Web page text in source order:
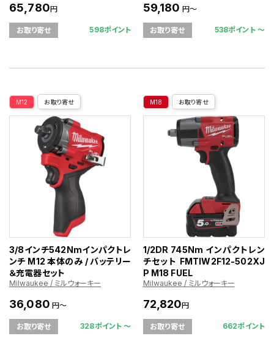
65,780円
お取り寄せ 598ポイント
59,180 円～
お取り寄せ 538ポイント 〜
M12 お取り寄せ
3/8インチ542Nmインパクトレ
ンチ M12 本体のみ / バッテリー
＆充電器セット
Milwaukee / ミルウォーキー
36,080 円～
お取り寄せ 328ポイント 〜
M18 お取り寄せ
1/2DR 745Nm インパクトレン
チセット FMTIW2F12-502XJ
P M18 FUEL
Milwaukee / ミルウォーキー
72,820円
お取り寄せ 662ポイント